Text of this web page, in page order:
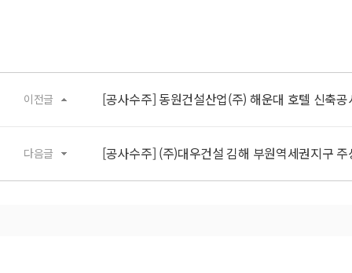
이전글 [공사수주] 동원건설산업(주) 해운대 호텔 신축공
다음글 [공사수주] (주)대우건설 김해 부원역세권지구